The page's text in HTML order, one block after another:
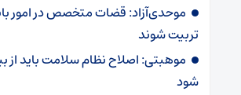
موحدی‌آزاد: قضات متخصص در امور
تربیت شوند
موهبتی: اصلاح نظام سلامت باید از
شود